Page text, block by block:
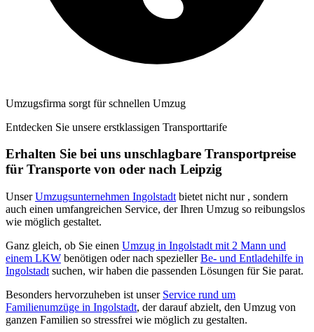
Umzugsfirma sorgt für schnellen Umzug
Entdecken Sie unsere erstklassigen Transporttarife
Erhalten Sie bei uns unschlagbare Transportpreise
für Transporte von oder nach Leipzig
UnserUmzugsunternehmen Ingolstadt bietet nicht nur , sondern
auch einen umfangreichen Service, der Ihren Umzug so reibungslos
wie möglich gestaltet.
Ganz gleich, ob Sie einen Umzug in Ingolstadt mit 2 Mann und
einem LKW benötigen oder nach speziellerBe- und Entladehilfe in
Ingolstadt suchen, wir haben die passenden Lösungen für Sie parat.
Besonders hervorzuheben ist unser Service rund um
Familienumzüge in Ingolstadt, der darauf abzielt, den Umzug von
ganzen Familien so stressfrei wie möglich zu gestalten.